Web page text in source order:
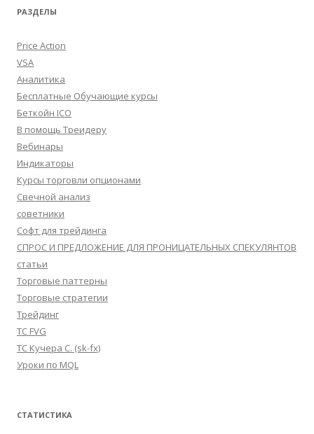
РАЗДЕЛЫ
Price Action
VSA
Аналитика
Бесплатные Обучающие курсы
Беткойн ICO
В помощь Треидеру
Вебинары
Индикаторы
Курсы торговли опционами
Свечной анализ
советники
Софт для трейдинга
СПРОС И ПРЕДЛОЖЕНИЕ ДЛЯ ПРОНИЦАТЕЛЬНЫХ СПЕКУЛЯНТОВ
статьи
Торговые паттерны
Торговые стратегии
Трейдинг
ТС FVG
ТС Кучера С. (sk-fx)
Уроки по MQL
СТАТИСТИКА